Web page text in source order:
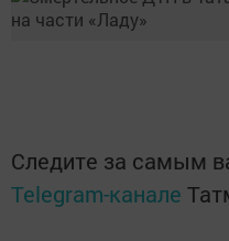
Следите за самым
Telegram-канале